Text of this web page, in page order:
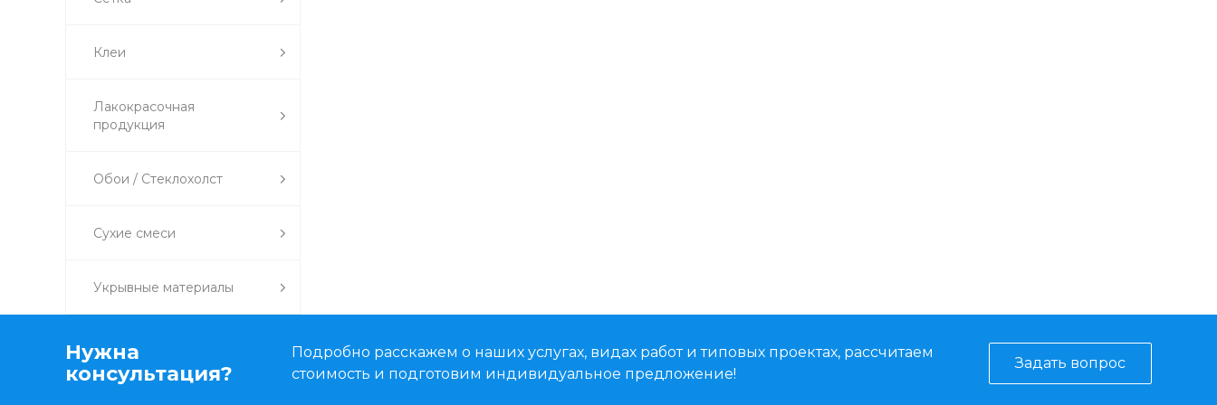
Клеи
Лакокрасочная
продукция
Обои / Стеклохолст
Сухие смеси
Укрывные материалы
Нужна
консультация?
Подробно расскажем о наших услугах, видах работ и типовых проектах, рассчитаем
стоимость и подготовим индивидуальное предложение!
Задать вопрос